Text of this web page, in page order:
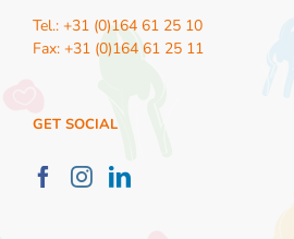
Tel.: +31 (0)164 61 25 10
Fax: +31 (0)164 61 25 11
GET SOCIAL